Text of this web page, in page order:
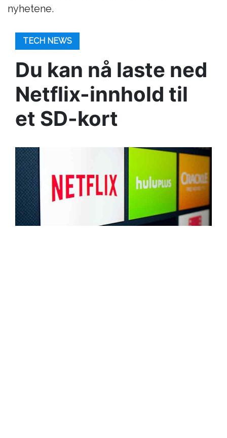
nyhetene.
TECH NEWS
Du kan nå laste ned
Netflix-innhold til
et SD-kort